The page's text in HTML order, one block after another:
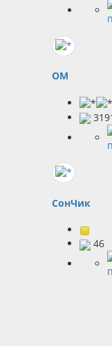
OM
СонЧик
46